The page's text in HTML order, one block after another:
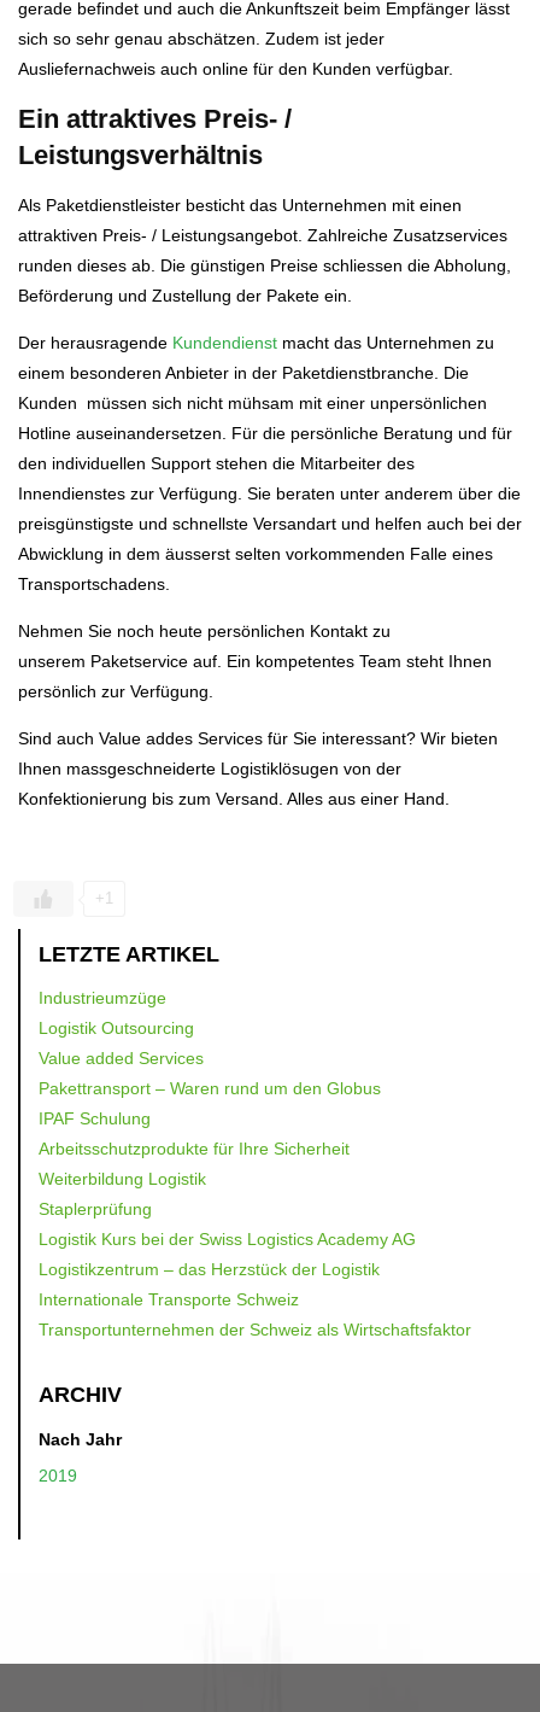
gerade befindet und auch die Ankunftszeit beim Empfänger lässt
sich so sehr genau abschätzen. Zudem ist jeder
Ausliefernachweis auch online für den Kunden verfügbar.
Ein attraktives Preis- /
Leistungsverhältnis
Als Paketdienstleister besticht das Unternehmen mit einen
attraktiven Preis- / Leistungsangebot. Zahlreiche Zusatzservices
runden dieses ab. Die günstigen Preise schliessen die Abholung,
Beförderung und Zustellung der Pakete ein.
Der herausragende Kundendienst macht das Unternehmen zu
einem besonderen Anbieter in der Paketdienstbranche. Die
Kunden müssen sich nicht mühsam mit einer unpersönlichen
Hotline auseinandersetzen. Für die persönliche Beratung und für
den individuellen Support stehen die Mitarbeiter des
Innendienstes zur Verfügung. Sie beraten unter anderem über die
preisgünstigste und schnellste Versandart und helfen auch bei der
Abwicklung in dem äusserst selten vorkommenden Falle eines
Transportschadens.
Nehmen Sie noch heute persönlichen Kontakt zu
unserem Paketservice auf. Ein kompetentes Team steht Ihnen
persönlich zur Verfügung.
Sind auch Value addes Services für Sie interessant? Wir bieten
Ihnen massgeschneiderte Logistiklösugen von der
Konfektionierung bis zum Versand. Alles aus einer Hand.
+1
LETZTE ARTIKEL
Industrieumzüge
Logistik Outsourcing
Value added Services
Pakettransport – Waren rund um den Globus
IPAF Schulung
Arbeitsschutzprodukte für Ihre Sicherheit
Weiterbildung Logistik
Staplerprüfung
Logistik Kurs bei der Swiss Logistics Academy AG
Logistikzentrum – das Herzstück der Logistik
Internationale Transporte Schweiz
Transportunternehmen der Schweiz als Wirtschaftsfaktor
ARCHIV
Nach Jahr
2019